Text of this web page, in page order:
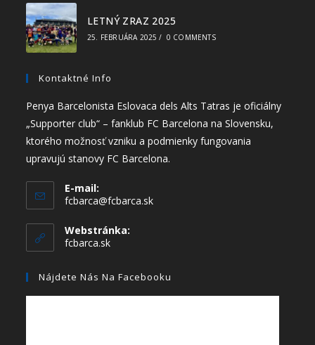
LETNÝ ZRAZ 2025
25. FEBRUÁRA 2025 / 0 COMMENTS
Kontaktné Info
Penya Barcelonista Eslovaca dels Alts Tatras je oficiálny
„Supporter club“ – fanklub FC Barcelona na Slovensku,
ktorého možnosť vzniku a podmienky fungovania
upravujú stanovy FC Barcelona.
E-mail:
fcbarca@fcbarca.sk
Webstránka:
fcbarca.sk
Nájdete Nás Na Facebooku